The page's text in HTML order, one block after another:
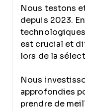
Nous testons
depuis 2023.
est crucial et
lors de la
Nous
approfondies
prendre de